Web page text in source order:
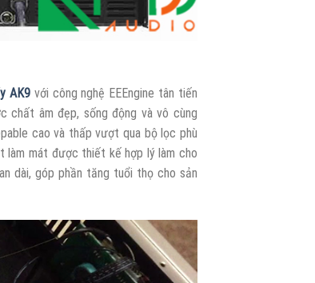
AK9với công nghệ EEEngine tân tiến
chất âm đẹp, sống động và vô cùng
cao và thấp vượt qua bộ lọc phù
làm mát được thiết kế hợp lý làm cho
dài, góp phần tăng tuổi thọ cho sản